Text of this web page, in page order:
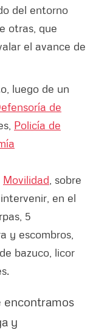
del entorno
otras, que
el avance de
luego de un
de
Policía de
Movilidad , sobre
en el
5
y escombros,
bazuco, licor
encontramos
y